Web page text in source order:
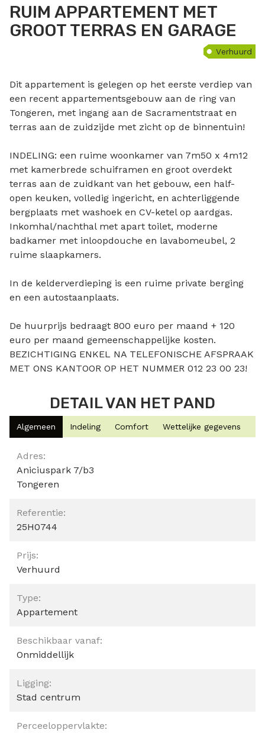
RUIM APPARTEMENT MET
GROOT TERRAS EN GARAGE
Verhuurd
Dit appartement is gelegen op het eerste verdiep van
een recent appartementsgebouw aan de ring van
Tongeren, met ingang aan de Sacramentstraat en
terras aan de zuidzijde met zicht op de binnentuin!
INDELING: een ruime woonkamer van 7m50 x 4m12
met kamerbrede schuiframen en groot overdekt
terras aan de zuidkant van het gebouw, een half-
open keuken, volledig ingericht, en achterliggende
bergplaats met washoek en CV-ketel op aardgas.
Inkomhal/nachthal met apart toilet, moderne
badkamer met inloopdouche en lavabomeubel, 2
ruime slaapkamers.
In de kelderverdieping is een ruime private berging
en een autostaanplaats.
De huurprijs bedraagt 800 euro per maand + 120
euro per maand gemeenschappelijke kosten.
BEZICHTIGING ENKEL NA TELEFONISCHE AFSPRAAK
MET ONS KANTOOR OP HET NUMMER 012 23 00 23!
DETAIL VAN HET PAND
Algemeen Indeling Comfort Wettelijke gegevens
Algemeen
Adres:
Aniciuspark 7/b3
Tongeren
Referentie:
25H0744
Prijs:
Verhuurd
Type:
Appartement
Beschikbaar vanaf:
Onmiddellijk
Ligging:
Stad centrum
Perceeloppervlakte: